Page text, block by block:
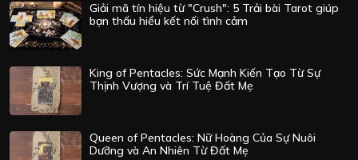
Giải mã tín hiệu từ "Crush": 5 Trải bài Tarot giúp
bạn thấu hiểu kết nối tình cảm
King of Pentacles: Sức Mạnh Kiến Tạo Từ Sự
Thịnh Vượng và Trí Tuệ Đất Mẹ
Queen of Pentacles: Nữ Hoàng Của Sự Nuôi
Dưỡng và An Nhiên Từ Đất Mẹ